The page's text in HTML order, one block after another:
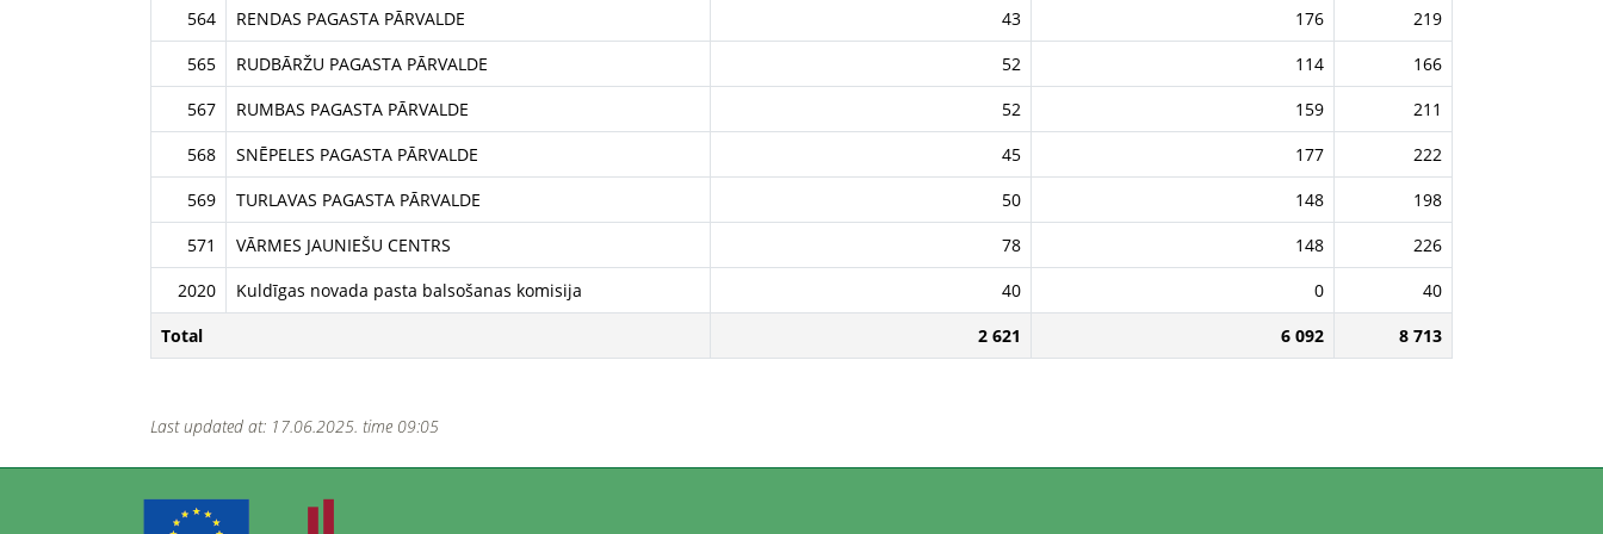
564 RENDAS PAGASTA PĀRVALDE 43 176
219
565
RUDBĀRŽU PAGASTA PĀRVALDE 52 114
166
567
RUMBAS PAGASTA PĀRVALDE 52 159
211
568
SNĒPELES PAGASTA PĀRVALDE 45 177
222
569
TURLAVAS PAGASTA PĀRVALDE 50 148
198
571
VĀRMES JAUNIEŠU CENTRS 78 148
226
2020
Kuldīgas novada pasta balsošanas komisija 40 0
40
Total
2 621 6 092 8 713
Last updated at: 17.06.2025. time 09:05